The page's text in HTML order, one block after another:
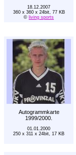
18.12.2007
360 x 360 x 24bit, 77 KB
© living sports
Autogrammkarte
1999/2000.
01.01.2000
250 x 311 x 24bit, 17 KB